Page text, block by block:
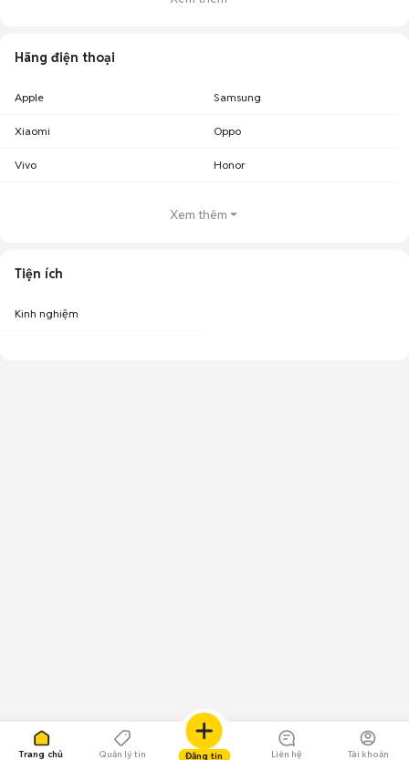
Trang chủ Quản lý tin Đăng tin Liên hệ Tài khoản
Hãng điện thoại
Apple Samsung
Xiaomi Oppo
Vivo Honor
Xem thêm
Tiện ích
Kinh nghiệm